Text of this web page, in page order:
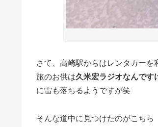
さて、高崎駅からはレンタカーを
旅のお供は久米宏ラジオなんです
に雷も落ちるようですが笑
そんな道中に見つけたのがこちら